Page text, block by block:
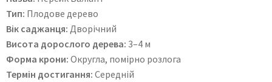
Тип: Плодове дерево
Вік саджанця: Дворічний
Висота дорослого дерева: 3–4 м
Форма крони: Округла, помірно розлога
Термін достигання: Середній